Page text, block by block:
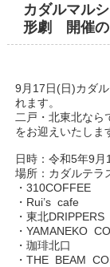
カダルマル
形劇 開催の
9月17日(日)カダ
れます。
二戸・北東北なら
をお迎えいたしま
日時：令和5年9
場所：カダルテ
・310COFFEE
・Rui’s cafe
・東北DRIPPERS
・YAMANEKO
・珈琲北口
・THE BEAM